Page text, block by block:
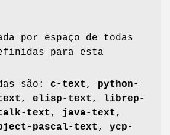
por espaço de todas
para esta
são: c-text , python-
, elisp-text , librep-
text , java-text ,
pascal-text , ycp-